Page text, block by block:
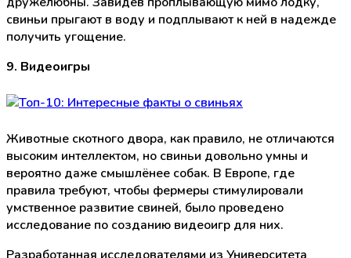
свиньи прыгают в воду и подплывают к ней в надежде
получить угощение.
9. Видеоигры
Животные скотного двора, как правило, не отличаются
высоким интеллектом, но свиньи довольно умны и
вероятно даже смышлёнее собак. В Европе, где
правила требуют, чтобы фермеры стимулировали
умственное развитие свиней, было проведено
исследование по созданию видеоигр для них.